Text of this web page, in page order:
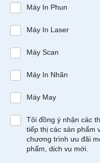
Máy In Phun
Máy In Laser
Máy Scan
Máy In Nhãn
Máy May
Tôi đồng ý nhận các
tiếp thị các sản phẩm
chương trình ưu đãi
phẩm, dịch vụ mới.